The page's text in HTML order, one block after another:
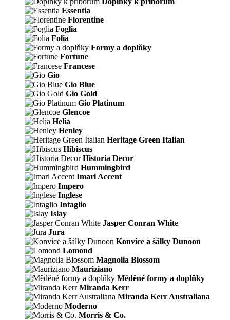
Essentia
Florentine
Foglia
Folia
Formy a doplňky
Fortune
Francese
Gio
Gio Blue
Gio Gold
Gio Platinum
Glencoe
Helia
Henley
Heritage Green Italian
Hibiscus
Historia Decor
Hummingbird
Imari Accent
Impero
Inglese
Intaglio
Islay
Jasper Conran White
Jura
Konvice a šálky Dunoon
Lomond
Magnolia Blossom
Mauriziano
Měděné formy a doplňky
Miranda Kerr
Miranda Kerr Australiana
Moderno
Morris & Co.